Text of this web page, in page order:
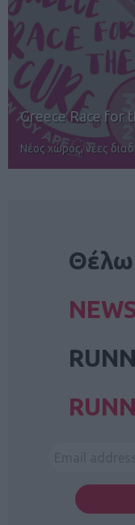
12ος TUI
Αγώνες για όλους
Θέλω